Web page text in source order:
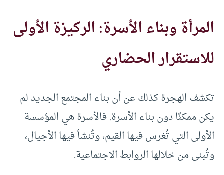
المرأة وبناء الأسرة: الركيزة الأولى
للاستقرار الحضاري
تكشف الهجرة كذلك عن أن بناء المجتمع الجديد لم
يكن ممكنًا دون بناء الأسرة. فالأسرة هي المؤسسة
الأولى التي تُغرس فيها القيم، وتُنشأ فيها الأجيال،
وتُبنى من خلالها الروابط الاجتماعية.